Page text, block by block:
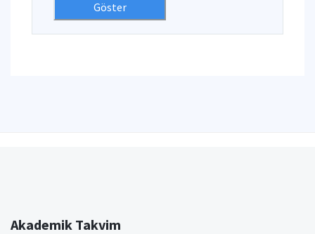
Akademik Takvim